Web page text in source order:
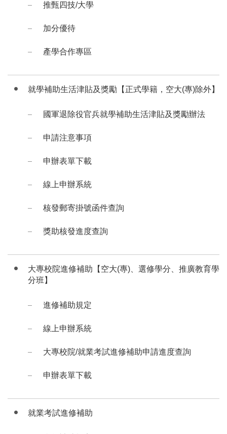
推甄四技/大學
加分優待
產學合作專區
就學補助生活津貼及獎勵【正式學籍，空大(專)除外】
國軍退除役官兵就學補助生活津貼及獎勵辦法
申請注意事項
申辦表單下載
線上申辦系統
核發郵寄掛號函件查詢
獎助核發進度查詢
大專校院進修補助【空大(專)、選修學分、推廣教育學
分班】
進修補助規定
線上申辦系統
大專校院/就業考試進修補助申請進度查詢
申辦表單下載
就業考試進修補助